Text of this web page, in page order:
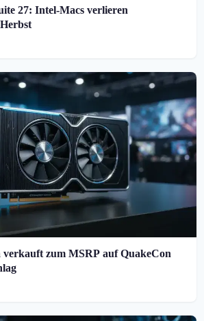
27: Intel-Macs verlieren
zum MSRP auf QuakeCon